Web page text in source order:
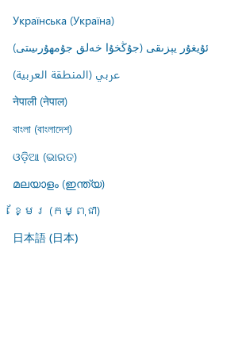
Українська (Україна)
ئۇيغۇر يېزىقى (جۇڭخۇا خەلق جۇمھۇرىيىتى)
عربي (المنطقة العربية)
नेपाली (नेपाल)
বাংলা (বাংলাদেশ)
ଓଡ଼ିଆ (ଭାରତ)
മലയാളം (ഇന്ത്യ)
ខ្មែរ (កម្ពុជា)
日本語 (日本)